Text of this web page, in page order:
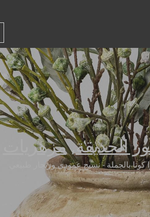
الحديقة,مزهريات
كوتا بالجملة - نسيج عمودي وزنجار طبيعي